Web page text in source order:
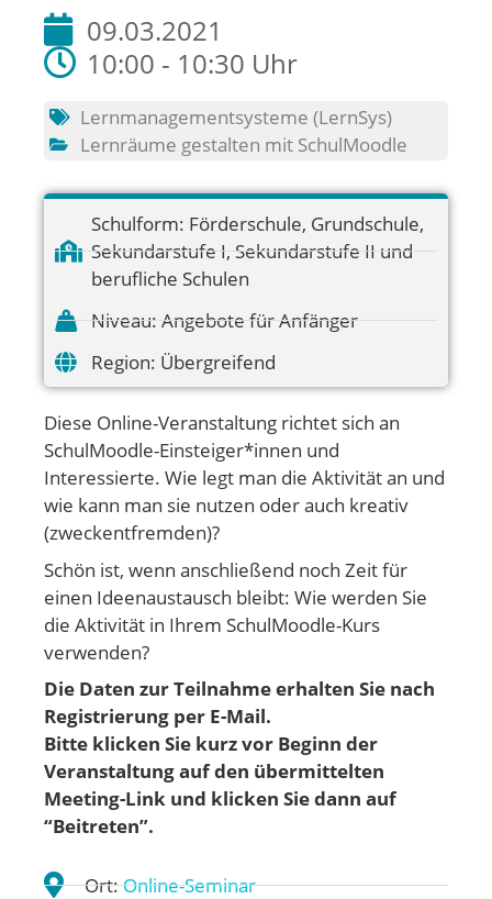
09.03.2021
10:00 - 10:30 Uhr
Lernmanagementsysteme (LernSys)
Lernräume gestalten mit SchulMoodle
Schulform: Förderschule, Grundschule,
Sekundarstufe I, Sekundarstufe II und
berufliche Schulen
Niveau: Angebote für Anfänger
Region: Übergreifend
Diese Online-Veranstaltung richtet sich an
SchulMoodle-Einsteiger*innen und
Interessierte. Wie legt man die Aktivität an und
wie kann man sie nutzen oder auch kreativ
(zweckentfremden)?
Schön ist, wenn anschließend noch Zeit für
einen Ideenaustausch bleibt: Wie werden Sie
die Aktivität in Ihrem SchulMoodle-Kurs
verwenden?
Die Daten zur Teilnahme erhalten Sie nach
Registrierung per E-Mail.
Bitte klicken Sie kurz vor Beginn der
Veranstaltung auf den übermittelten
Meeting-Link und klicken Sie dann auf
“Beitreten”.
Ort:Online-Seminar